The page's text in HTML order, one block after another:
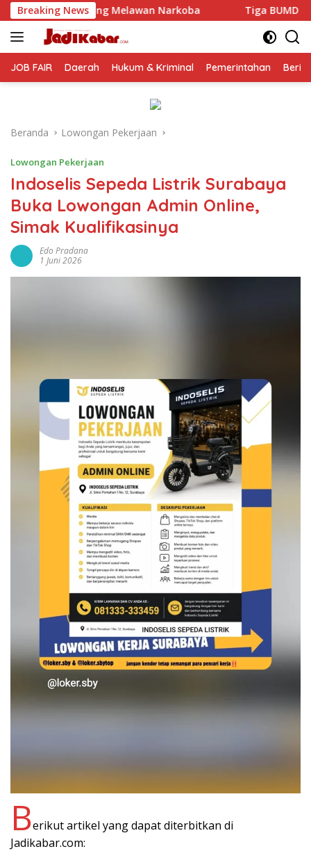
Langsung
ke
konten
Breaking News
Narkoba Tiga BUMD Air Minum Malang Raya
JOB FAIR Daerah Hukum & Kriminal Pemerintahan
Beranda Lowongan Pekerjaan
Lowongan Pekerjaan
Indoselis Sepeda Listrik Surabaya
Buka Lowongan Admin Online,
Simak Kualifikasinya
Edo Pradana
1 Juni 2026
Berikut artikel yang dapat diterbitkan di
Jadikabar.com: